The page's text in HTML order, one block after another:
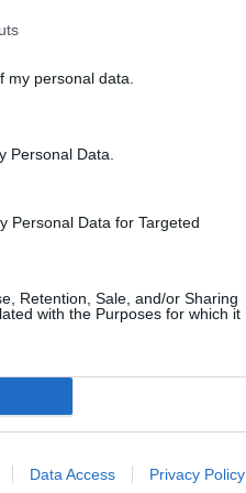
my personal data.
Personal Data.
Personal Data for Targeted
Retention, Sale, and/or Sharing
with the Purposes for which it
Data Access Privacy Policy
που αντιμετωπίζουν τα
μόνο γιατί τις
και τη δυνατότητα να
ταλαιπωρίας και
αρμόζει με την έννοια
και όχι να μεταθέτει
την ερώτηση
για την
ποσών που
συμπεριφορές,
με τις
τους για
η ρύθμιση για τα